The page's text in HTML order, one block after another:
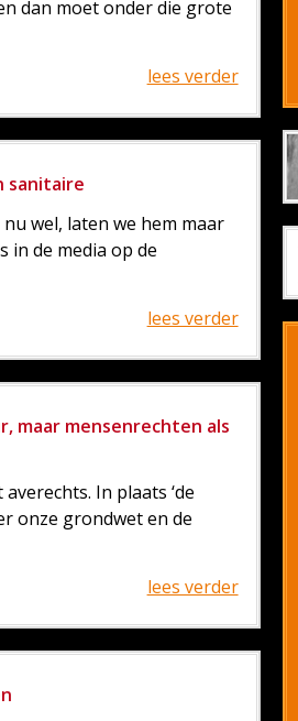
dan moet onder die grote
lees verder
sanitaire
wel, laten we hem maar
in de media op de
lees verder
maar mensenrechten als
In plaats ‘de
onze grondwet en de
lees verder